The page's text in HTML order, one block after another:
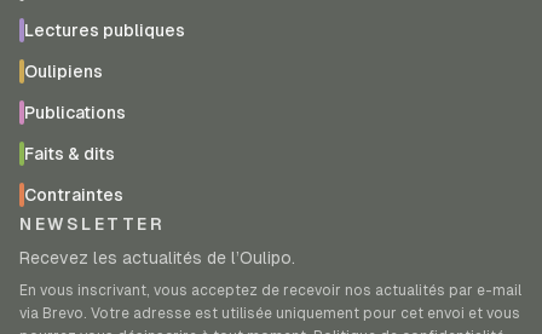
Lectures publiques
Oulipiens
Publications
Faits & dits
Contraintes
NEWSLETTER
Recevez les actualités de l’Oulipo.
En vous inscrivant, vous acceptez de recevoir nos actualités par e-mail
via Brevo. Votre adresse est utilisée uniquement pour cet envoi et vous